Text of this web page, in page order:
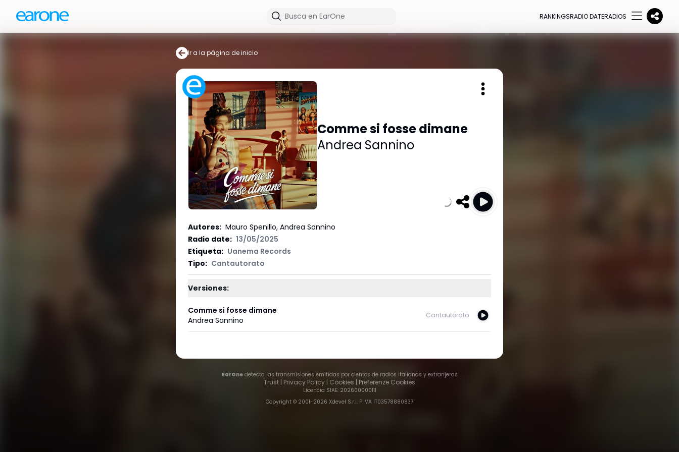
RANKINGSRADIO DATERADIOS
Ir a la página de inicio
Comme si fosse dimane
Andrea Sannino
Autores: Mauro Spenillo, Andrea Sannino
Radio date: 13/05/2025
Etiqueta: Uanema Records
Tipo: Cantautorato
Versiones:
Comme si fosse dimane
Andrea Sannino
Cantautorato
EarOne detecta las transmisiones emitidas por cientos de radios italianas y extranjeras
Trust | Privacy Policy | Cookies | Preferenze Cookies
Licencia SIAE: 202600000111
Copyright © 2001-2026 Xdevel S.r.l. P.IVA IT03578880837